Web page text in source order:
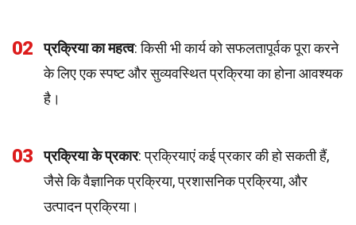
02 प्रक्रिया का महत्व: किसी भी कार्य को सफलतापूर्वक पूरा करने
के लिए एक स्पष्ट और सुव्यवस्थित प्रक्रिया का होना आवश्यक
है।
03 प्रक्रिया के प्रकार: प्रक्रियाएं कई प्रकार की हो सकती हैं,
जैसे कि वैज्ञानिक प्रक्रिया, प्रशासनिक प्रक्रिया, और
उत्पादन प्रक्रिया।